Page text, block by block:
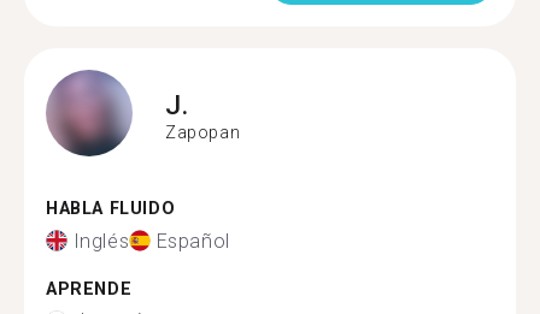
J.
Zapopan
HABLA FLUIDO
Inglés Español
APRENDE